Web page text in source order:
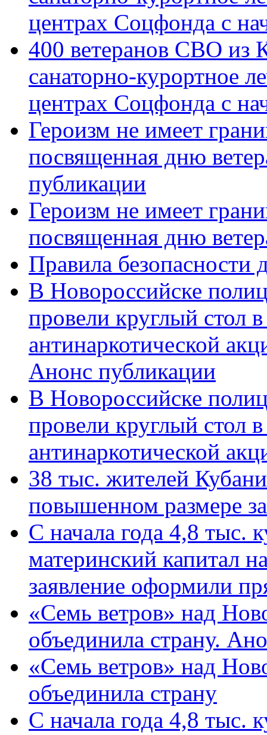
центрах Соцфонда с
400 ветеранов СВО из
санаторно-курортное
центрах Соцфонда с
Героизм не имеет
посвященная дню
публикации
Героизм не имеет
посвященная дню
Правила безопасности
В Новороссийске
провели круглый стол
антинаркотической
Анонс публикации
В Новороссийске
провели круглый стол
антинаркотической
38 тыс. жителей
повышенном размере
С начала года 4,8 тыс.
материнский капитал
заявление оформили
«Семь ветров» над
объединила страну.
«Семь ветров» над
объединила страну
С начала года 4,8 тыс.